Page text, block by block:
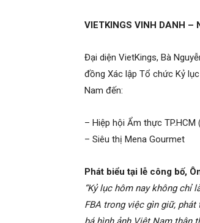
VIETKINGS VINH DANH –
Đại diện VietKings, Bà
đồng Xác lập Tổ chức Kỷ
Nam đến:
– Hiệp hội Ẩm thực TP.HCM
– Siêu thị Mena Gourmet
Phát biểu tại lễ công bố,
“Kỷ lục hôm nay không chỉ
FBA trong việc gìn giữ,